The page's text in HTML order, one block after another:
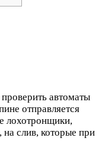
автоматы
отправляется
лохотронщики,
слив, которые при